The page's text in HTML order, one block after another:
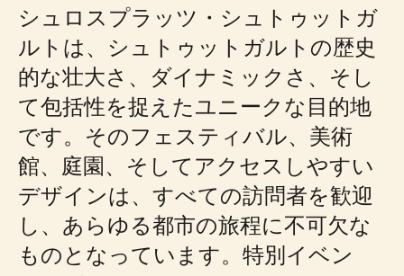
シュロスプラッツ・シュトゥットガ
ルトは、シュトゥットガルトの歴史
的な壮大さ、ダイナミックさ、そし
て包括性を捉えたユニークな目的地
です。そのフェスティバル、美術
館、庭園、そしてアクセスしやすい
デザインは、すべての訪問者を歓迎
し、あらゆる都市の旅程に不可欠な
ものとなっています。特別イベン